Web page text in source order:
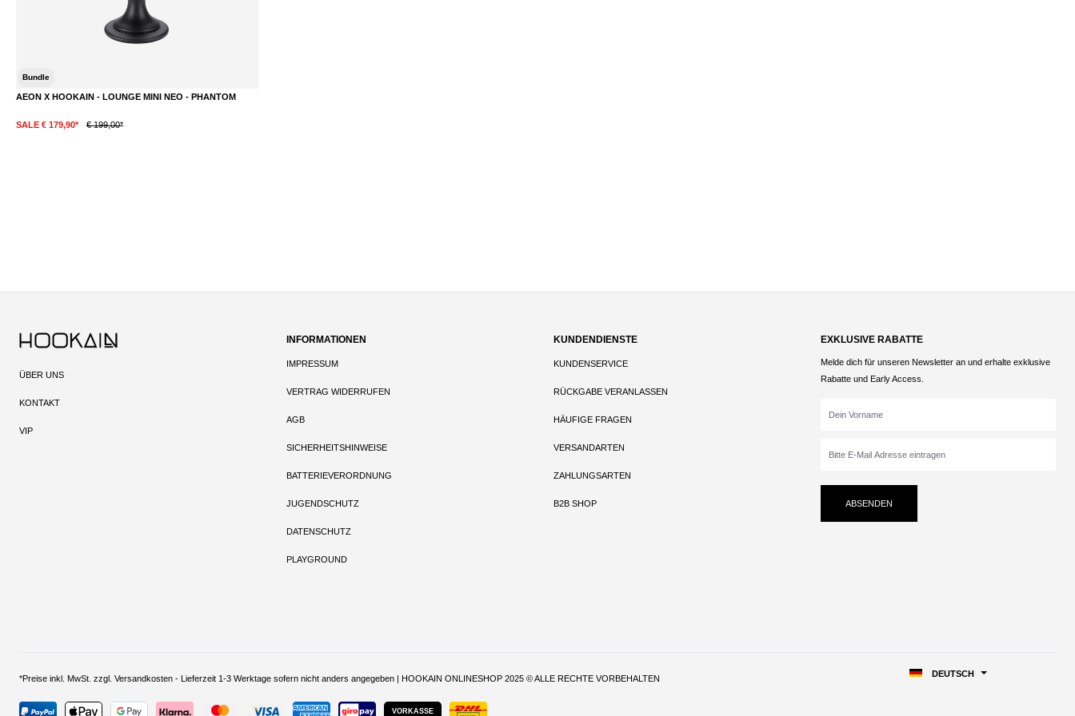
Bundle
AEON X HOOKAIN - LOUNGE MINI NEO - PHANTOM
SALE € 179,90*
€ 199,00*
ÜBER UNS
KONTAKT
VIP
INFORMATIONEN
IMPRESSUM
VERTRAG WIDERRUFEN
AGB
SICHERHEITSHINWEISE
BATTERIEVERORDNUNG
JUGENDSCHUTZ
DATENSCHUTZ
PLAYGROUND
KUNDENDIENSTE
KUNDENSERVICE
RÜCKGABE VERANLASSEN
HÄUFIGE FRAGEN
VERSANDARTEN
ZAHLUNGSARTEN
B2B SHOP
EXKLUSIVE RABATTE
Melde dich für unseren Newsletter an und erhalte exklusive
Rabatte und Early Access.
ABSENDEN
*Preise inkl. MwSt. zzgl. Versandkosten - Lieferzeit 1-3 Werktage sofern nicht anders angegeben | HOOKAIN ONLINESHOP 2025 © ALLE RECHTE VORBEHALTEN
VORKASSE
DEUTSCH